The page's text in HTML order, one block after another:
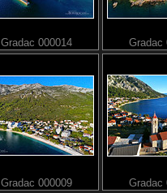
Gradac 000014 Gradac
Gradac 000009 Gradac